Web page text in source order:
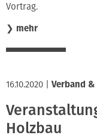
Vortrag.
❯ mehr
16.10.2020 Verband
Holzbau